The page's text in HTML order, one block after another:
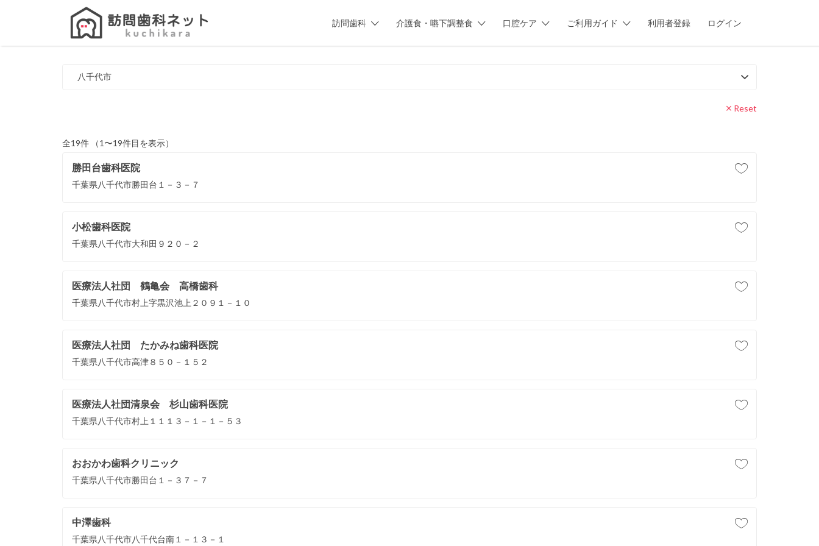
訪問歯科 介護食・嚥下調整食 口腔ケア ご利用ガイド 利用者登録 ログイン
Search
八千代市
Reset
全19件 （1〜19件目を表示）
勝田台歯科医院
千葉県八千代市勝田台１－３－７
小松歯科医院
千葉県八千代市大和田９２０－２
医療法人社団 鶴亀会 高橋歯科
千葉県八千代市村上字黒沢池上２０９１－１０
医療法人社団 たかみね歯科医院
千葉県八千代市高津８５０－１５２
医療法人社団清泉会 杉山歯科医院
千葉県八千代市村上１１１３－１－１－５３
おおかわ歯科クリニック
千葉県八千代市勝田台１－３７－７
中澤歯科
千葉県八千代市八千代台南１－１３－１